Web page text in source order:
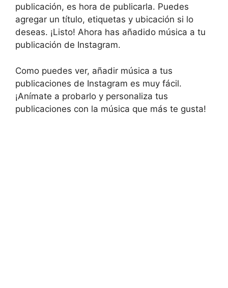
publicación, es hora de publicarla. Puedes
agregar un título, etiquetas y ubicación si lo
deseas. ¡Listo! Ahora has añadido música a tu
publicación de Instagram.
Como puedes ver, añadir música a tus
publicaciones de Instagram es muy fácil.
¡Anímate a probarlo y personaliza tus
publicaciones con la música que más te gusta!